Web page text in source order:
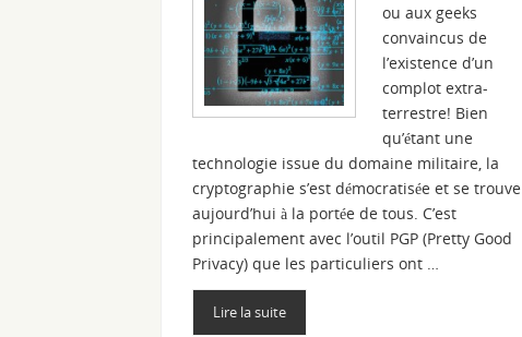
ou aux geeks
convaincus de
l’existence d’un
complot extra-
terrestre! Bien
qu’étant une
technologie issue du domaine militaire, la
cryptographie s’est démocratisée et se trouve
aujourd’hui à la portée de tous. C’est
principalement avec l’outil PGP (Pretty Good
Privacy) que les particuliers ont …
Lire la suite